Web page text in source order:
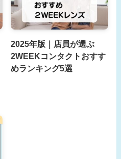
2025年版｜店員が選ぶ
2WEEKコンタクトおすす
めランキング5選